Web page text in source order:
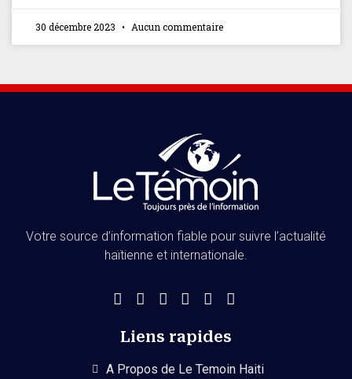
30 décembre 2023 Aucun commentaire
Votre source d’information fiable pour suivre l’actualité
haïtienne et internationale.
Liens rapides
A Propos de Le Temoin Haiti